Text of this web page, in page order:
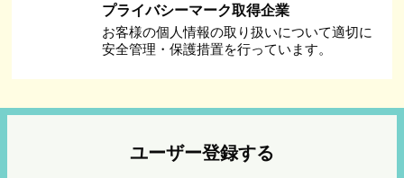
プライバシーマーク取得企業
お客様の個人情報の取り扱いについて適切に
安全管理・保護措置を行っています。
ユーザー登録する